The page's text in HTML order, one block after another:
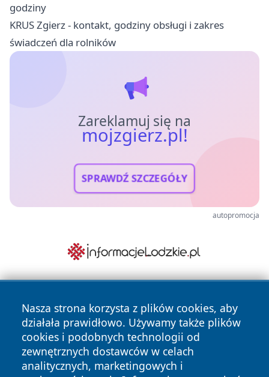
godziny
KRUS Zgierz - kontakt, godziny obsługi i zakres
świadczeń dla rolników
Zareklamuj się na
mojzgierz.pl!
SPRAWDŹ SZCZEGÓŁY
autopromocja
Nasza strona korzysta z plików cookies, aby
działała prawidłowo. Używamy także plików
cookies i podobnych technologii od
zewnętrznych dostawców w celach
analitycznych, marketingowych i
Copyright © 2026 mojzgierz.pl Wszystkie prawa zastrzeżone.